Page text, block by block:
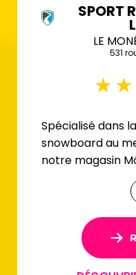
SPORT
LE
531
Spécialisé dans
snowboard au
notre magasin
Serre-Chevalier